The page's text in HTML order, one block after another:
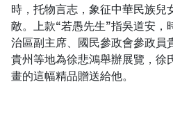
時，托物言志，象征中華民族兒
敵。上款“若愚先生”指吳道安，
治區副主席、國民參政會參政員
貴州等地為徐悲鴻舉辦展覽，徐
畫的這幅精品贈送給他。